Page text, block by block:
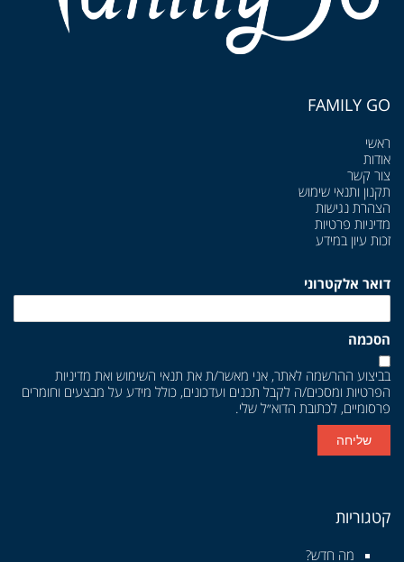
FAMILY GO
ראשי
אודות
צור קשר
תקנון ותנאי שימוש
הצהרת נגישות
מדיניות פרטיות
זכות עיון במידע
דואר אלקטרוני
הסכמה
בביצוע ההרשמה לאתר, אני מאשר/ת את תנאי השימוש ואת מדיניות
הפרטיות ומסכים/ה לקבל תכנים ועדכונים, כולל מידע על מבצעים וחומרים
פרסומיים, לכתובת הדוא״ל שלי.
שליחה
קטגוריות
מה חדש?